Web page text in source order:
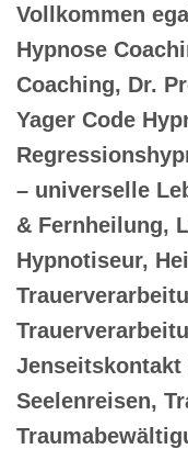
Vollkommen
Hypnose
Coaching, Dr.
Yager Code
– universelle
& Fernheilung,
Hypnotiseur,
Jenseitskontakt
Seelenreisen,